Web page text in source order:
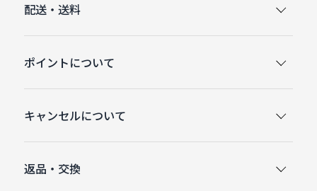
配送・送料
ポイントについて
キャンセルについて
返品・交換